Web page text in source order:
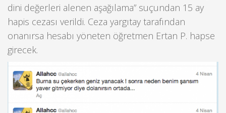
dini değerleri alenen aşağılama” suçundan 15 ay
hapis cezası verildi. Ceza yargıtay tarafından
onanırsa hesabı yöneten öğretmen Ertan P. hapse
girecek.